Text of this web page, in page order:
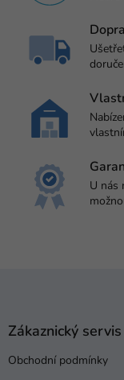
U nás
Zákaznický servis
Obchodní podmínky